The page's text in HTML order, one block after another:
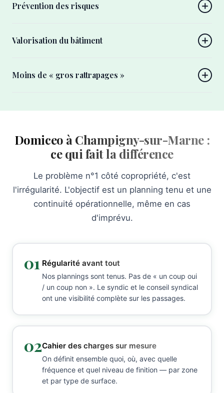
Prévention des risques
Valorisation du bâtiment
Moins de « gros rattrapages »
Domiceo à Champigny-sur-Marne :
ce qui fait la différence
Le problème n°1 côté copropriété, c'est
l'irrégularité. L'objectif est un planning tenu et une
continuité opérationnelle, même en cas
d'imprévu.
01 Régularité avant tout
Nos plannings sont tenus. Pas de « un coup oui
/ un coup non ». Le syndic et le conseil syndical
ont une visibilité complète sur les passages.
02Cahier des charges sur mesure
On définit ensemble quoi, où, avec quelle
fréquence et quel niveau de finition — par zone
et par type de surface.